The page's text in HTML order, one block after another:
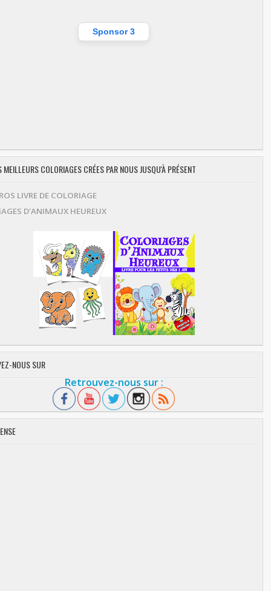
Sponsor 3
MEILLEURS COLORIAGES CRÉES PAR NOUS JUSQU'À PRÉSENT
LIVRE DE COLORIAGE
D'ANIMAUX HEUREUX
NOUS SUR
Retrouvez-nous sur :